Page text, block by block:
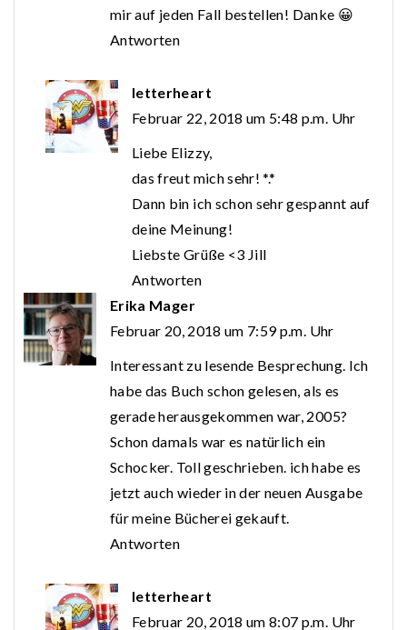
mir auf jeden Fall bestellen! Danke 😀
Antworten
letterheart
Februar 22, 2018 um 5:48 p.m. Uhr
Liebe Elizzy,
das freut mich sehr! *.*
Dann bin ich schon sehr gespannt auf
deine Meinung!
Liebste Grüße <3 Jill
Antworten
Erika Mager
Februar 20, 2018 um 7:59 p.m. Uhr
Interessant zu lesende Besprechung. Ich
habe das Buch schon gelesen, als es
gerade herausgekommen war, 2005?
Schon damals war es natürlich ein
Schocker. Toll geschrieben. ich habe es
jetzt auch wieder in der neuen Ausgabe
für meine Bücherei gekauft.
Antworten
letterheart
Februar 20, 2018 um 8:07 p.m. Uhr